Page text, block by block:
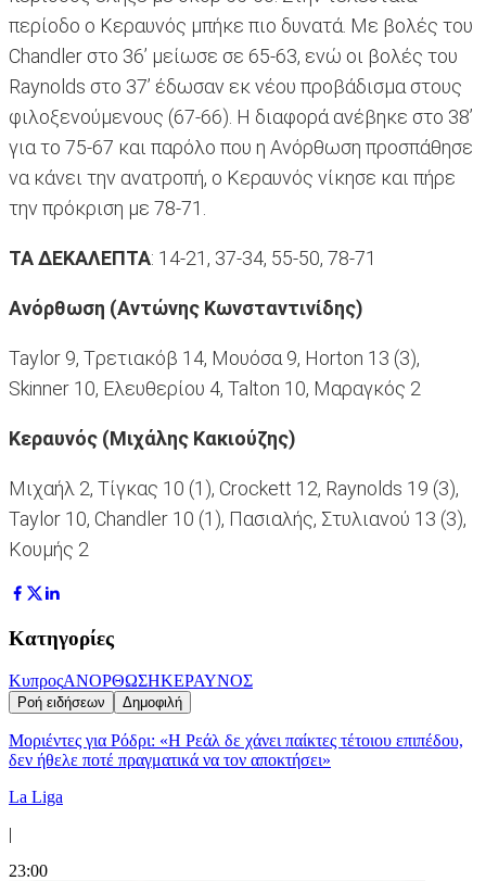
περίοδο ο Κεραυνός μπήκε πιο δυνατά. Με βολές του
Chandler στο 36’ μείωσε σε 65-63, ενώ οι βολές του
Raynolds στο 37’ έδωσαν εκ νέου προβάδισμα στους
φιλοξενούμενους (67-66). Η διαφορά ανέβηκε στο 38’
για το 75-67 και παρόλο που η Ανόρθωση προσπάθησε
να κάνει την ανατροπή, ο Κεραυνός νίκησε και πήρε
την πρόκριση με 78-71.
ΤΑ ΔΕΚΑΛΕΠΤΑ: 14-21, 37-34, 55-50, 78-71
Ανόρθωση (Αντώνης Κωνσταντινίδης)
Taylor 9, Tρετιακόβ 14, Μουόσα 9, Horton 13 (3),
Skinner 10, Ελευθερίου 4, Talton 10, Mαραγκός 2
Κεραυνός (Μιχάλης Κακιούζης)
Μιχαήλ 2, Τίγκας 10 (1), Crockett 12, Raynolds 19 (3),
Taylor 10, Chandler 10 (1), Πασιαλής, Στυλιανού 13 (3),
Κουμής 2
Κατηγορίες
ΚυπροςΑΝΟΡΘΩΣΗΚΕΡΑΥΝΟΣ
Ροή ειδήσεων Δημοφιλή
Μοριέντες για Ρόδρι: «Η Ρεάλ δε χάνει παίκτες τέτοιου επιπέδου,
δεν ήθελε ποτέ πραγματικά να τον αποκτήσει»
La Liga
|
23:00